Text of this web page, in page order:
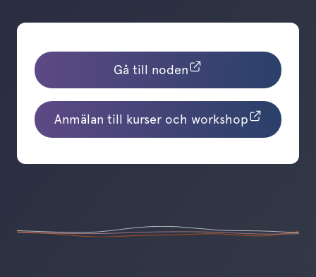
Gå till noden
Anmälan till kurser och workshop